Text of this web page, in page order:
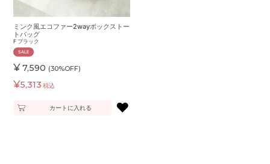
ミンク風エコファー2wayボックストー
トバッグ
F ブラック
SALE
¥ 7,590 (30%OFF)
¥5,313 税込
カートに入れる ♥